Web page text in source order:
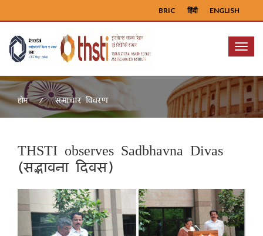
ENGLISH
हिंदी
BRIC
Menu
होम समाचार विवरण
THSTI observes Sadbhavna Divas
(सद्भावना दिवस)
Previous Next